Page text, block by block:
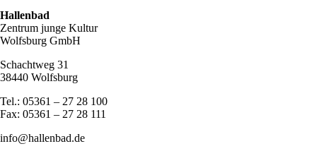
Hallenbad
Zentrum junge Kultur
Wolfsburg GmbH
Schachtweg 31
38440 Wolfsburg
Tel.: 05361 – 27 28 100
Fax: 05361 – 27 28 111
info@hallenbad.de